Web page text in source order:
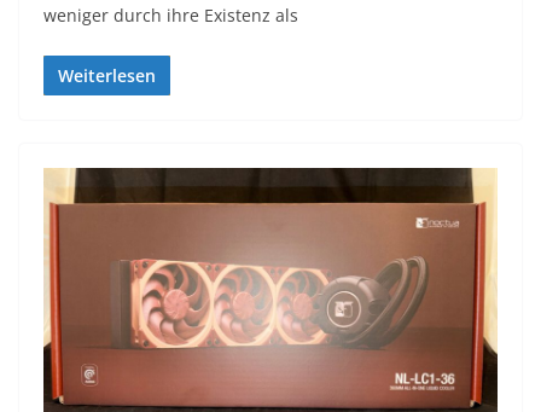
weniger durch ihre Existenz als
Weiterlesen